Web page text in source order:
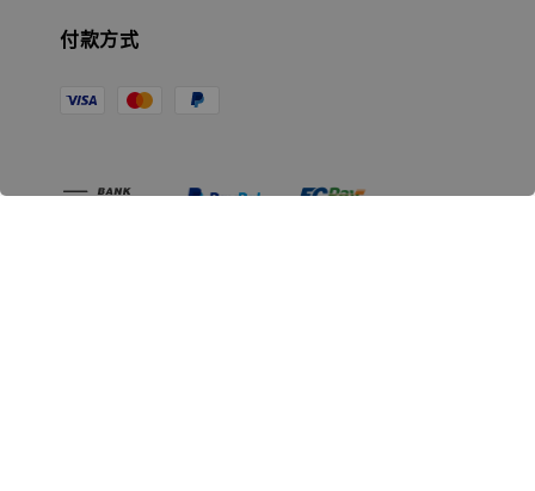
付款方式